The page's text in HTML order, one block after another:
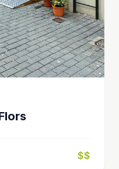
$$